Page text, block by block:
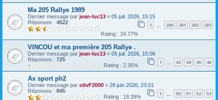
Ma 205 Rallye 1989
Dernier message par jean-luc13 « 05 juil. 2026, 15:15
Réponses : 4522 1 280 281 282 283
Rating : 24.77%
VINCOU et ma première 205 Rallye .
Dernier message par jean-luc13 « 05 juil. 2026, 15:06
Réponses : 725 1 43 44 45 46
Rating : 2.35%
Ax sport ph2
Dernier message par olivF2000 « 28 juin 2026, 23:01
Réponses : 845 1 50 51 52 53
Rating : 18.39%